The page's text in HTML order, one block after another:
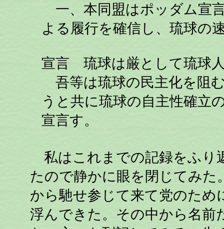
一、本同盟はポッダム宣
よる履行を確信し、琉球の
宣言 琉球は厳として琉球
吾等は琉球の民主化を阻
うと共に琉球の自主性確立
宣言す。
私はこれまでの記録をふり
たので静かに眼を閉じてみた
から馳せ参じて来て党のため
浮んできた。その中から名前